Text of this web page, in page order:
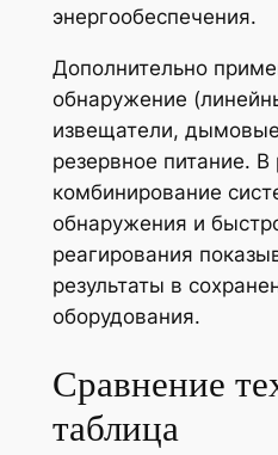
энергообеспечения.
Дополнительно
обнаружение
извещатели,
резервное питание.
комбинирование
обнаружения и
реагирования
результаты в
оборудования.
Сравнение
таблица